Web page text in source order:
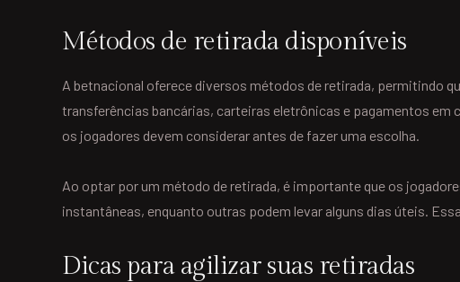
Métodos de retirada disponíveis
A betnacional oferece diversos métodos de retirada, permitindo
transferências bancárias, carteiras eletrônicas e pagamentos
os jogadores devem considerar antes de fazer uma escolha.
Ao optar por um método de retirada, é importante que os
instantâneas, enquanto outras podem levar alguns dias úteis.
Dicas para agilizar suas retiradas